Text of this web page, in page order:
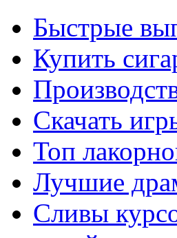
Быстрые
Купить
Скачать
Топ
Лучшие
Сливы